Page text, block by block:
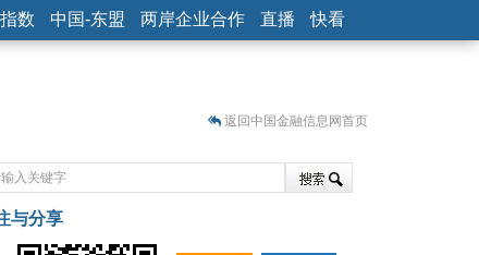
数 中国-东盟 两岸企业合作 直播 快看
返回中国金融信息网首页
与分享